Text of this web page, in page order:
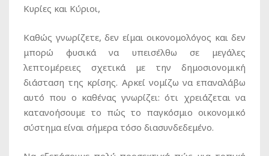
Κυρίες και Κύριοι,
Καθώς γνωρίζετε, δεν είμαι οικονομολόγος και δεν
μπορώ φυσικά να υπεισέλθω σε μεγάλες
λεπτομέρειες σχετικά με την δημοσιονομική
διάσταση της κρίσης. Αρκεί νομίζω να επαναλάβω
αυτό που ο καθένας γνωρίζει: ότι χρειάζεται να
κατανοήσουμε το πώς το παγκόσμιο οικονομικό
σύστημα είναι σήμερα τόσο διασυνδεδεμένο.